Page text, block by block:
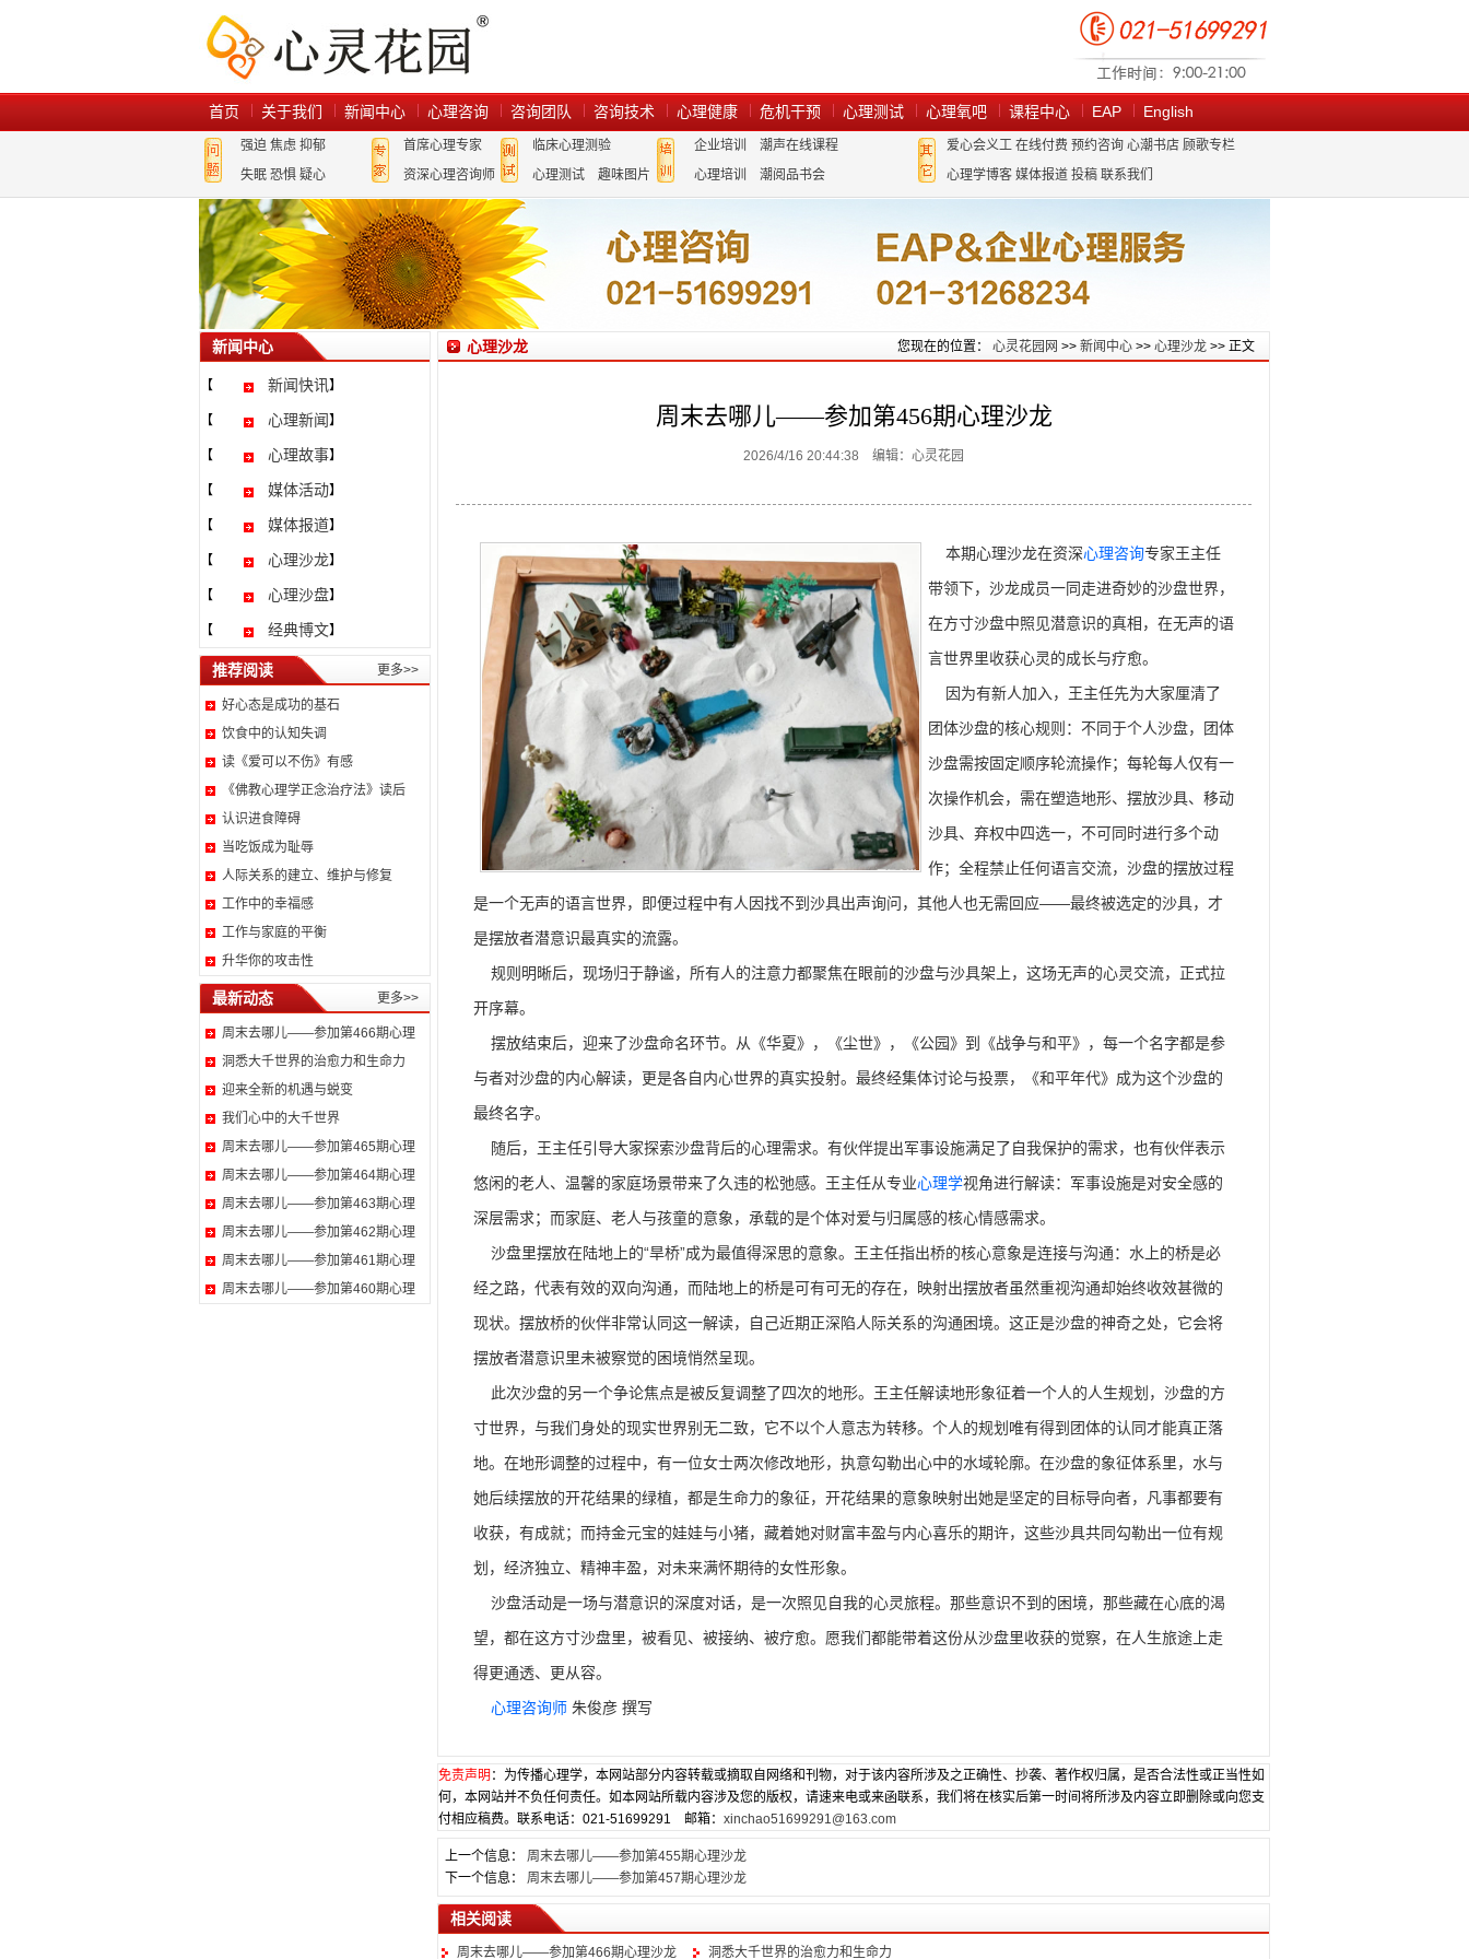
首页 关于我们 新闻中心 心理咨询 咨询团队 咨询技术 心理健康 危机干预 心理测试 心理氧吧 课程中心 EAP English
强迫 焦虑 抑郁
失眠 恐惧 疑心
首席心理专家
资深心理咨询师
临床心理测验
心理测试
趣味图片
企业培训
潮声在线课程
心理培训
潮阅品书会
爱心会义工 在线付费 预约咨询 心潮书店 顾歌专栏
心理学博客 媒体报道 投稿 联系我们
新闻中心
【 新闻快讯】
【 心理新闻】
【 心理故事】
【 媒体活动】
【 媒体报道】
【 心理沙龙】
【 心理沙盘】
【 经典博文】
更多>>
推荐阅读
好心态是成功的基石
饮食中的认知失调
读《爱可以不伤》有感
《佛教心理学正念治疗法》读后
认识进食障碍
当吃饭成为耻辱
人际关系的建立、维护与修复
工作中的幸福感
工作与家庭的平衡
升华你的攻击性
更多>>
最新动态
周末去哪儿——参加第466期心理
洞悉大千世界的治愈力和生命力
迎来全新的机遇与蜕变
我们心中的大千世界
周末去哪儿——参加第465期心理
周末去哪儿——参加第464期心理
周末去哪儿——参加第463期心理
周末去哪儿——参加第462期心理
周末去哪儿——参加第461期心理
周末去哪儿——参加第460期心理
您现在的位置： 心灵花园网 >> 新闻中心 >> 心理沙龙 >> 正文
心理沙龙
周末去哪儿——参加第456期心理沙龙
2026/4/16 20:44:38 编辑：心灵花园
本期心理沙龙在资深心理咨询专家王主任
带领下，沙龙成员一同走进奇妙的沙盘世界，
在方寸沙盘中照见潜意识的真相，在无声的语
言世界里收获心灵的成长与疗愈。
因为有新人加入，王主任先为大家厘清了
团体沙盘的核心规则：不同于个人沙盘，团体
沙盘需按固定顺序轮流操作；每轮每人仅有一
次操作机会，需在塑造地形、摆放沙具、移动
沙具、弃权中四选一，不可同时进行多个动
作；全程禁止任何语言交流，沙盘的摆放过程
是一个无声的语言世界，即便过程中有人因找不到沙具出声询问，其他人也无需回应——最终被选定的沙具，才
是摆放者潜意识最真实的流露。
规则明晰后，现场归于静谧，所有人的注意力都聚焦在眼前的沙盘与沙具架上，这场无声的心灵交流，正式拉
开序幕。
摆放结束后，迎来了沙盘命名环节。从《华夏》，《尘世》，《公园》到《战争与和平》，每一个名字都是参
与者对沙盘的内心解读，更是各自内心世界的真实投射。最终经集体讨论与投票，《和平年代》成为这个沙盘的
最终名字。
随后，王主任引导大家探索沙盘背后的心理需求。有伙伴提出军事设施满足了自我保护的需求，也有伙伴表示
悠闲的老人、温馨的家庭场景带来了久违的松弛感。王主任从专业心理学视角进行解读：军事设施是对安全感的
深层需求；而家庭、老人与孩童的意象，承载的是个体对爱与归属感的核心情感需求。
沙盘里摆放在陆地上的“旱桥”成为最值得深思的意象。王主任指出桥的核心意象是连接与沟通：水上的桥是必
经之路，代表有效的双向沟通，而陆地上的桥是可有可无的存在，映射出摆放者虽然重视沟通却始终收效甚微的
现状。摆放桥的伙伴非常认同这一解读，自己近期正深陷人际关系的沟通困境。这正是沙盘的神奇之处，它会将
摆放者潜意识里未被察觉的困境悄然呈现。
此次沙盘的另一个争论焦点是被反复调整了四次的地形。王主任解读地形象征着一个人的人生规划，沙盘的方
寸世界，与我们身处的现实世界别无二致，它不以个人意志为转移。个人的规划唯有得到团体的认同才能真正落
地。在地形调整的过程中，有一位女士两次修改地形，执意勾勒出心中的水域轮廓。在沙盘的象征体系里，水与
她后续摆放的开花结果的绿植，都是生命力的象征，开花结果的意象映射出她是坚定的目标导向者，凡事都要有
收获，有成就；而持金元宝的娃娃与小猪，藏着她对财富丰盈与内心喜乐的期许，这些沙具共同勾勒出一位有规
划，经济独立、精神丰盈，对未来满怀期待的女性形象。
沙盘活动是一场与潜意识的深度对话，是一次照见自我的心灵旅程。那些意识不到的困境，那些藏在心底的渴
望，都在这方寸沙盘里，被看见、被接纳、被疗愈。愿我们都能带着这份从沙盘里收获的觉察，在人生旅途上走
得更通透、更从容。
心理咨询师 朱俊彦 撰写
免责声明 ：为传播心理学，本网站部分内容转载或摘取自网络和刊物，对于该内容所涉及之正确性、抄袭、著作权归属，是否合法性或正当性如
何，本网站并不负任何责任。如本网站所载内容涉及您的版权，请速来电或来函联系，我们将在核实后第一时间将所涉及内容立即删除或向您支
付相应稿费。联系电话：021-51699291 邮箱： xinchao51699291@163.com
上一个信息： 周末去哪儿——参加第455期心理沙龙
下一个信息： 周末去哪儿——参加第457期心理沙龙
相关阅读
周末去哪儿——参加第466期心理沙龙 洞悉大千世界的治愈力和生命力